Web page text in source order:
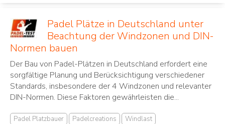
Padel Plätze in Deutschland unter
Beachtung der Windzonen und DIN-
Normen bauen
Der Bau von Padel-Plätzen in Deutschland erfordert eine
sorgfältige Planung und Berücksichtigung verschiedener
Standards, insbesondere der 4 Windzonen und relevanter
DIN-Normen. Diese Faktoren gewährleisten die...
Padel Platzbauer Padelcreations Windlast